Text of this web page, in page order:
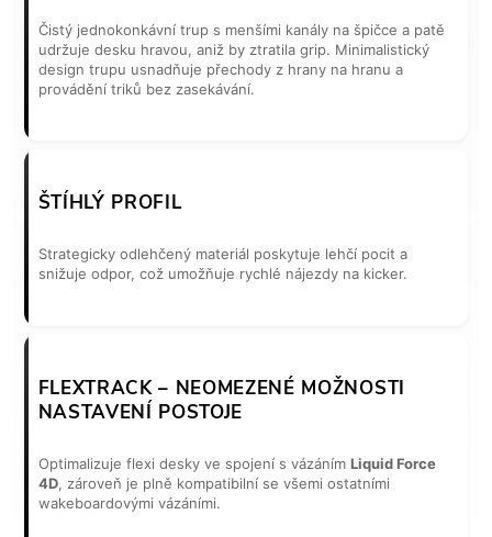
Čistý jednokonkávní trup s menšími kanály na špičce a patě
udržuje desku hravou, aniž by ztratila grip. Minimalistický
design trupu usnadňuje přechody z hrany na hranu a
provádění triků bez zasekávání.
ŠTÍHLÝ PROFIL
Strategicky odlehčený materiál poskytuje lehčí pocit a
snižuje odpor, což umožňuje rychlé nájezdy na kicker.
FLEXTRACK – NEOMEZENÉ MOŽNOSTI
NASTAVENÍ POSTOJE
Optimalizuje flexi desky ve spojení s vázáním Liquid Force
4D, zároveň je plně kompatibilní se všemi ostatními
wakeboardovými vázáními.